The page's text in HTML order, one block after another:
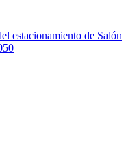
estacionamiento de Salón